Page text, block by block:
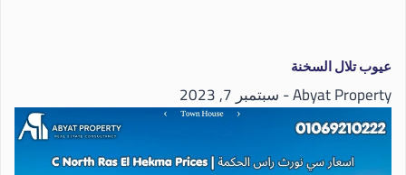
عيوب تلال السخنة
Abyat Property سبتمبر 7, 2023